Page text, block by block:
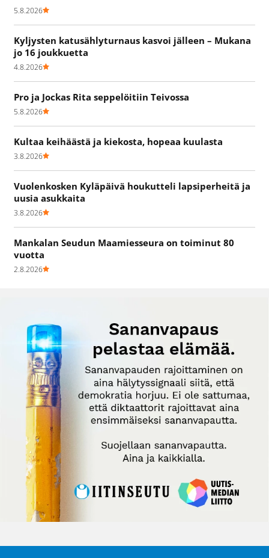
5.8.2026
Kyljysten katusählyturnaus kasvoi jälleen – Mukana
jo 16 joukkuetta
4.8.2026
Pro ja Jockas Rita seppelöitiin Teivossa
5.8.2026
Kultaa keihäästä ja kiekosta, hopeaa kuulasta
3.8.2026
Vuolenkosken Kyläpäivä houkutteli lapsiperheitä ja
uusia asukkaita
3.8.2026
Mankalan Seudun Maamiesseura on toiminut 80
vuotta
2.8.2026